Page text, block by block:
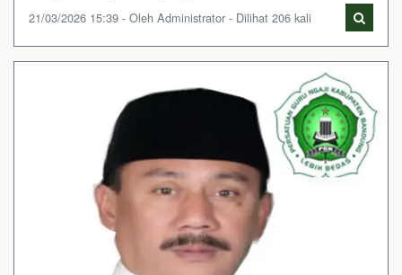
21/03/2026 15:39 - Oleh Administrator - Dilihat 206 kali